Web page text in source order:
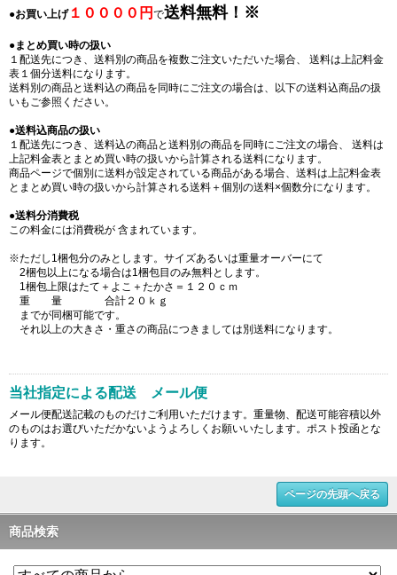
●お買い上げ１００００円 で送料無料！※
●まとめ買い時の扱い
１配送先につき、送料別の商品を複数ご注文いただいた場合、 送料は上記料金
表１個分送料になります。
送料別の商品と送料込の商品を同時にご注文の場合は、以下の送料込商品の扱
いもご参照ください。
●送料込商品の扱い
１配送先につき、送料込の商品と送料別の商品を同時にご注文の場合、 送料は
上記料金表とまとめ買い時の扱いから計算される送料になります。
商品ページで個別に送料が設定されている商品がある場合、送料は上記料金表
とまとめ買い時の扱いから計算される送料＋個別の送料×個数分になります。
●送料分消費税
この料金には消費税が 含まれています。
※ただし1梱包分のみとします。サイズあるいは重量オーバーにて
2梱包以上になる場合は1梱包目のみ無料とします。
1梱包上限はたて＋よこ＋たかさ＝１２０ｃｍ
重 量 合計２０ｋｇ
までが同梱可能です。
それ以上の大きさ・重さの商品につきましては別送料になります。
当社指定による配送 メール便
メール便配送記載のものだけご利用いただけます。重量物、配送可能容積以外
のものはお選びいただかないようよろしくお願いいたします。ポスト投函とな
ります。
ページの先頭へ戻る
商品検索